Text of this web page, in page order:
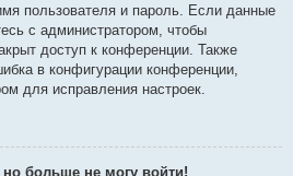
пользователя и пароль. Если данные
с администратором, чтобы
доступ к конференции. Также
в конфигурации конференции,
для исправления настроек.
но больше не могу войти!